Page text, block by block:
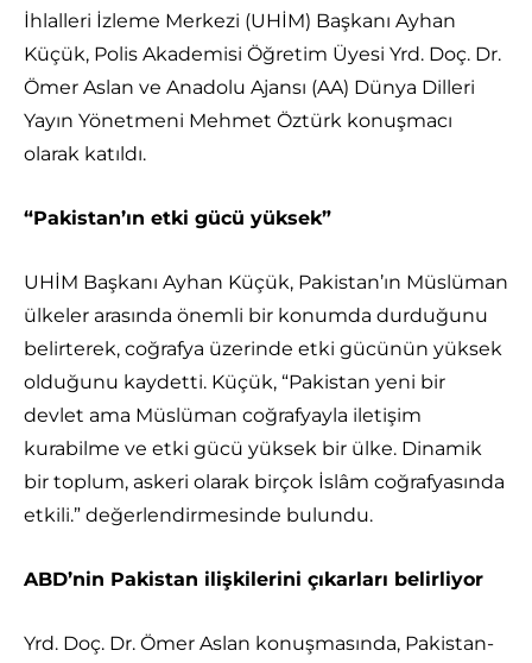
İhlalleri İzleme Merkezi (UHİM) Başkanı Ayhan
Küçük, Polis Akademisi Öğretim Üyesi Yrd. Doç. Dr.
Ömer Aslan ve Anadolu Ajansı (AA) Dünya Dilleri
Yayın Yönetmeni Mehmet Öztürk konuşmacı
olarak katıldı.
“Pakistan’ın etki gücü yüksek”
UHİM Başkanı Ayhan Küçük, Pakistan’ın Müslüman
ülkeler arasında önemli bir konumda durduğunu
belirterek, coğrafya üzerinde etki gücünün yüksek
olduğunu kaydetti. Küçük, “Pakistan yeni bir
devlet ama Müslüman coğrafyayla iletişim
kurabilme ve etki gücü yüksek bir ülke. Dinamik
bir toplum, askeri olarak birçok İslâm coğrafyasında
etkili.” değerlendirmesinde bulundu.
ABD’nin Pakistan ilişkilerini çıkarları belirliyor
Yrd. Doç. Dr. Ömer Aslan konuşmasında, Pakistan-